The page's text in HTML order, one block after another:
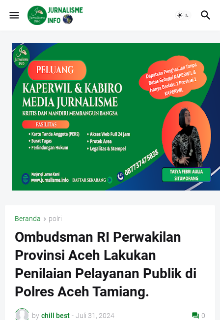
Beranda polri
Ombudsman RI Perwakilan
Provinsi Aceh Lakukan
Penilaian Pelayanan Publik di
Polres Aceh Tamiang.
by chill best - Juli 31, 2024 0